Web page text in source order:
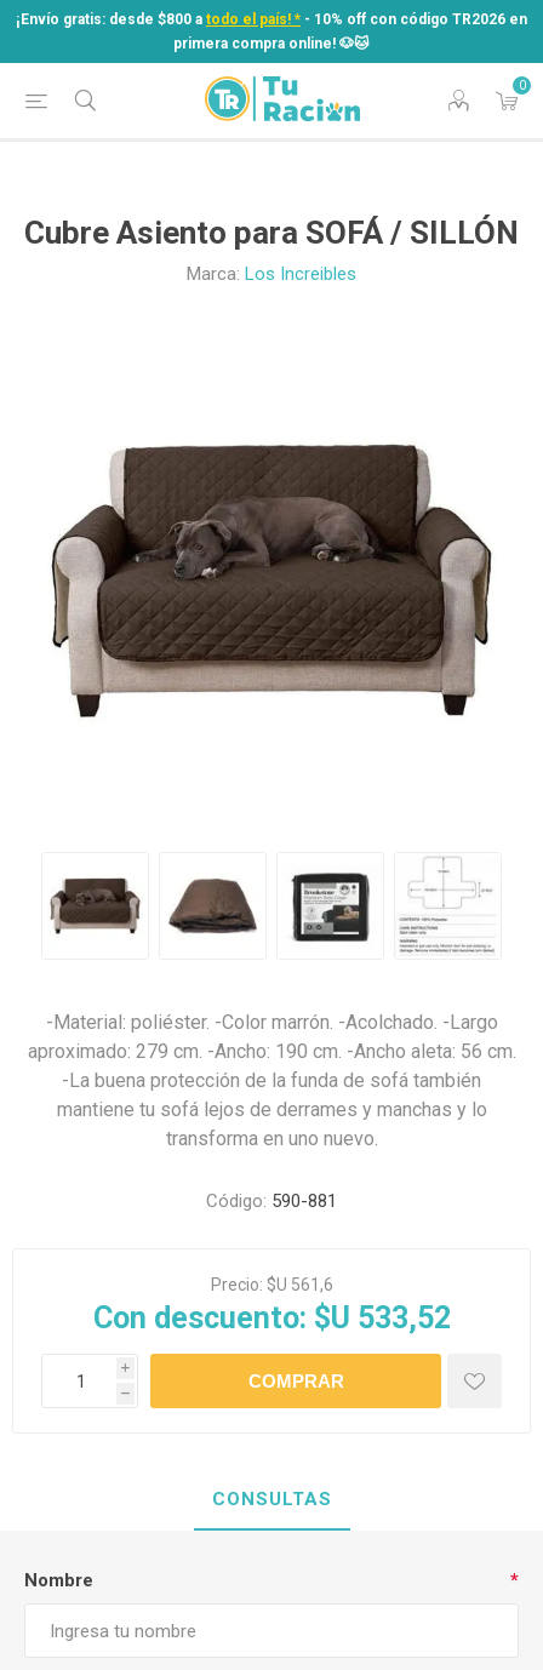
¡Envío gratis: desde $800 a todo el país! * - 10% off con código TR2026 en
primera compra online! ​🐶​🐱
0
¡Envío gratis: desde $800 atodo el país! *
- 10% off con código TR2026 en
primera compra online! ​🐶​🐱
Cubre Asiento para SOFÁ / SILLÓN
Marca: Los Increibles
-Material: poliéster. -Color marrón. -Acolchado. -Largo
aproximado: 279 cm. -Ancho: 190 cm. -Ancho aleta: 56 cm.
-La buena protección de la funda de sofá también
mantiene tu sofá lejos de derrames y manchas y lo
transforma en uno nuevo.
Código: 590-881
Precio: $U 561,6
Con descuento: $U 533,52
i
h
CONSULTAS
Nombre *